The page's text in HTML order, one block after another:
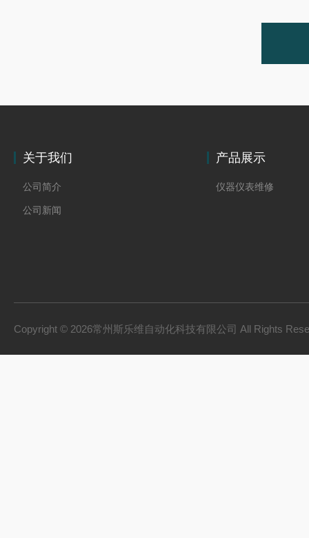
关于我们
公司简介
公司新闻
产品展示
仪器仪表维修
Copyright © 2026常州斯乐维自动化科技有限公司 All Rights